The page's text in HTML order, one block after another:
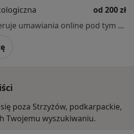
od 200 zł
Specjalista nie oferuje umawiania online pod tym adresem.
poza Strzyżów, podkarpackie,
Twojemu wyszukiwaniu.